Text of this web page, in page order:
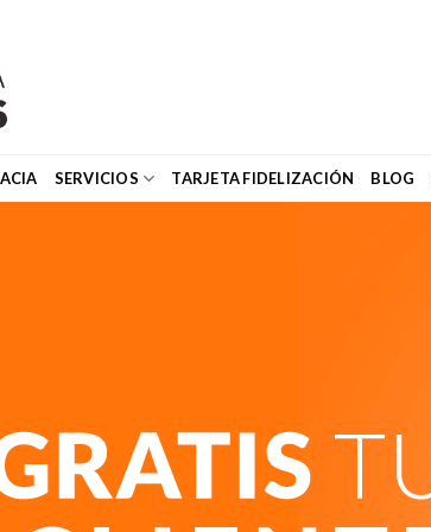
SERVICIOS TARJETA FIDELIZACIÓN BLOG